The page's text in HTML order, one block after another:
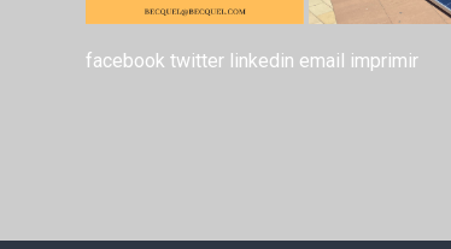
facebook twitter linkedin email imprimir